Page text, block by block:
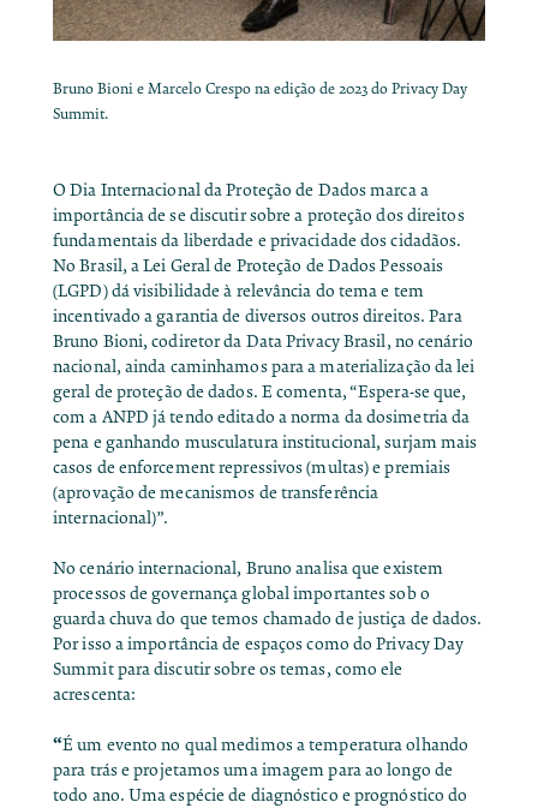
Bruno Bioni e Marcelo Crespo na edição de 2023 do Privacy Day
Summit.
O Dia Internacional da Proteção de Dados marca a
importância de se discutir sobre a proteção dos direitos
fundamentais da liberdade e privacidade dos cidadãos.
No Brasil, a Lei Geral de Proteção de Dados Pessoais
(LGPD) dá visibilidade à relevância do tema e tem
incentivado a garantia de diversos outros direitos. Para
Bruno Bioni, codiretor da Data Privacy Brasil, no cenário
nacional, ainda caminhamos para a materialização da lei
geral de proteção de dados. E comenta, “Espera-se que,
com a ANPD já tendo editado a norma da dosimetria da
pena e ganhando musculatura institucional, surjam mais
casos de enforcement repressivos (multas) e premiais
(aprovação de mecanismos de transferência
internacional)”.
No cenário internacional, Bruno analisa que existem
processos de governança global importantes sob o
guarda chuva do que temos chamado de justiça de dados.
Por isso a importância de espaços como do Privacy Day
Summit para discutir sobre os temas, como ele
acrescenta:
“É um evento no qual medimos a temperatura olhando
para trás e projetamos uma imagem para ao longo de
todo ano. Uma espécie de diagnóstico e prognóstico do